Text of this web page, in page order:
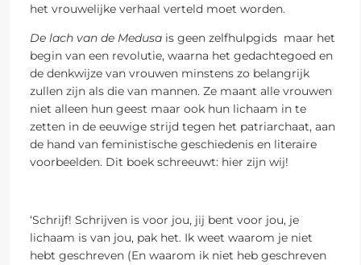
het vrouwelijke verhaal verteld moet worden.
De lach van de Medusais geen zelfhulpgids maar het
begin van een revolutie, waarna het gedachtegoed en
de denkwijze van vrouwen minstens zo belangrijk
zullen zijn als die van mannen. Ze maant alle vrouwen
niet alleen hun geest maar ook hun lichaam in te
zetten in de eeuwige strijd tegen het patriarchaat, aan
de hand van feministische geschiedenis en literaire
voorbeelden. Dit boek schreeuwt: hier zijn wij!
‘Schrijf! Schrijven is voor jou, jij bent voor jou, je
lichaam is van jou, pak het. Ik weet waarom je niet
hebt geschreven (En waarom ik niet heb geschreven